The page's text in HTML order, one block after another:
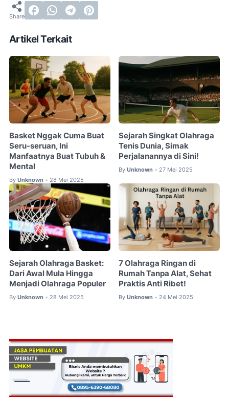
Artikel Terkait
Basket Nggak Cuma Buat
Seru-seruan, Ini
Manfaatnya Buat Tubuh &
Mental
By Unknown • 28 Mei 2025
Sejarah Singkat Olahraga
Tenis Dunia, Simak
Perjalanannya di Sini!
By Unknown • 27 Mei 2025
Sejarah Olahraga Basket:
Dari Awal Mula Hingga
Menjadi Olahraga Populer
By Unknown • 28 Mei 2025
7 Olahraga Ringan di
Rumah Tanpa Alat, Sehat
Praktis Anti Ribet!
By Unknown • 24 Mei 2025